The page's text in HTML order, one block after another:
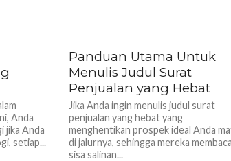
Anda
jika Anda
setiap...
Panduan Utama Untuk
Menulis Judul Surat
Penjualan yang Hebat
Jika Anda ingin menulis judul surat
penjualan yang hebat yang
menghentikan prospek ideal Anda
di jalurnya, sehingga mereka
sisa salinan...